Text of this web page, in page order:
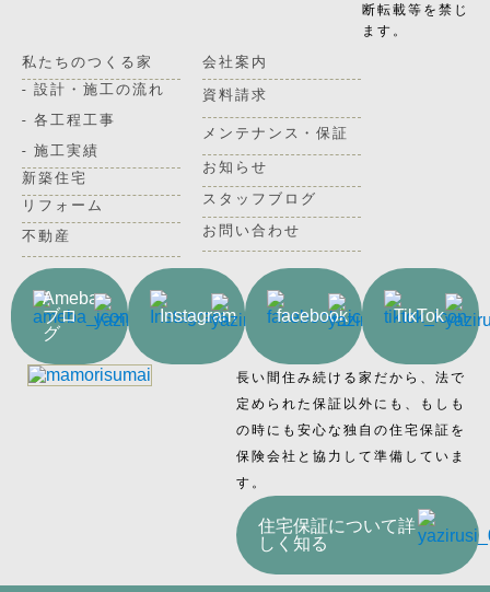
断転載等を禁じ
ます。
私たちのつくる家
- 設計・施工の流れ
- 各工程工事
- 施工実績
新築住宅
リフォーム
不動産
会社案内
資料請求
メンテナンス・保証
お知らせ
スタッフブログ
お問い合わせ
Ameba
ブロ
グ
Instagram facebook TikTok
長い間住み続ける家だから、法で
定められた保証以外にも、もしも
の時にも安心な独自の住宅保証を
保険会社と協力して準備していま
す。
住宅保証について詳
しく知る